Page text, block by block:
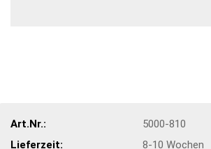
Art.Nr.:
5000-810
Lieferzeit:
8-10 Wochen